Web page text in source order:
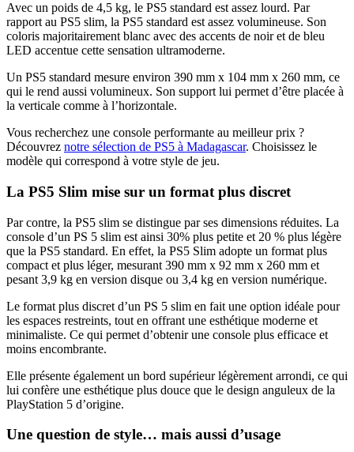
Avec un poids de 4,5 kg, le PS5 standard est assez lourd. Par
rapport au PS5 slim, la PS5 standard est assez volumineuse. Son
coloris majoritairement blanc avec des accents de noir et de bleu
LED accentue cette sensation ultramoderne.
Un PS5 standard mesure environ 390 mm x 104 mm x 260 mm, ce
qui le rend aussi volumineux. Son support lui permet d’être placée à
la verticale comme à l’horizontale.
Vous recherchez une console performante au meilleur prix ?
Découvrez notre sélection de PS5 à Madagascar. Choisissez le
modèle qui correspond à votre style de jeu.
La PS5 Slim mise sur un format plus discret
Par contre, la PS5 slim se distingue par ses dimensions réduites. La
console d’un PS 5 slim est ainsi 30% plus petite et 20 % plus légère
que la PS5 standard. En effet, la PS5 Slim adopte un format plus
compact et plus léger, mesurant 390 mm x 92 mm x 260 mm et
pesant 3,9 kg en version disque ou 3,4 kg en version numérique.
Le format plus discret d’un PS 5 slim en fait une option idéale pour
les espaces restreints, tout en offrant une esthétique moderne et
minimaliste. Ce qui permet d’obtenir une console plus efficace et
moins encombrante.
Elle présente également un bord supérieur légèrement arrondi, ce qui
lui confère une esthétique plus douce que le design anguleux de la
PlayStation 5 d’origine.
Une question de style… mais aussi d’usage